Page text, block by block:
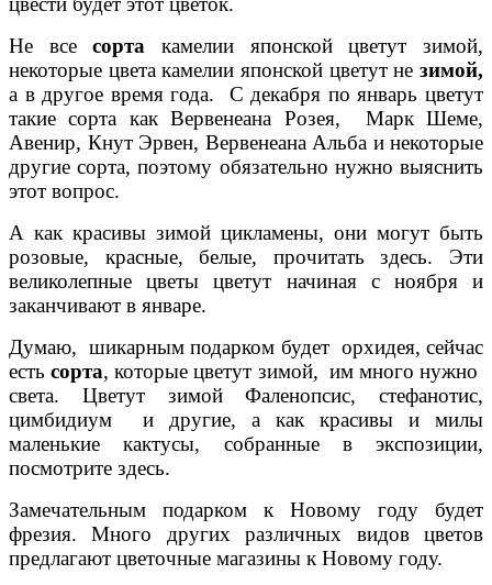
Не всесорта камелии японской цветут зимой,
некоторые цвета камелии японской цветут не зимой,
а в другое время года. С декабря по январь цветут
такие сорта как Вервенеана Розея, Марк Шеме,
Авенир, Кнут Эрвен, Вервенеана Альба и некоторые
другие сорта, поэтому обязательно нужно выяснить
этот вопрос.
А как красивы зимой цикламены, они могут быть
розовые, красные, белые, прочитать здесь. Эти
великолепные цветы цветут начиная с ноября и
заканчивают в январе.
Думаю, шикарным подарком будет орхидея, сейчас
естьсорта, которые цветут зимой, им много нужно
света. Цветут зимой Фаленопсис, стефанотис,
цимбидиум и другие, а как красивы и милы
маленькие кактусы, собранные в экспозиции,
посмотрите здесь.
Замечательным подарком к Новому году будет
фрезия. Много других различных видов цветов
предлагают цветочные магазины к Новому году.